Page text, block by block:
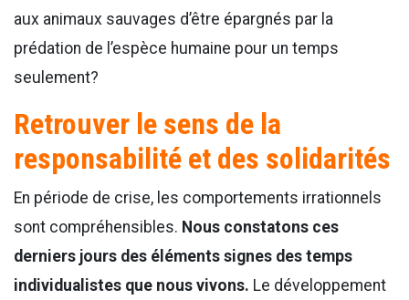
aux animaux sauvages d’être épargnés par la
prédation de l’espèce humaine pour un temps
seulement?
Retrouver le sens de la
responsabilité et des solidarités
En période de crise, les comportements irrationnels
sont compréhensibles. Nous constatons ces
derniers jours des éléments signes des temps
individualistes que nous vivons. Le développement